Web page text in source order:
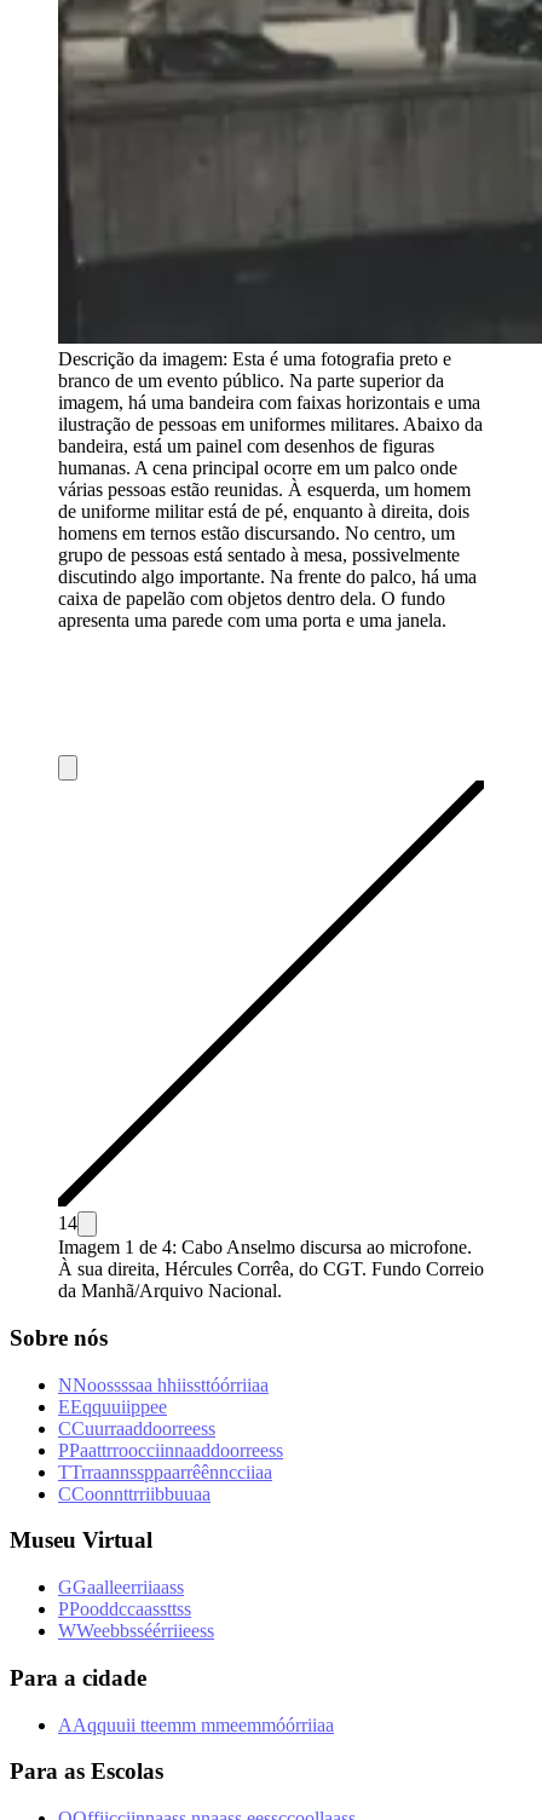
Descrição da imagem: Esta é uma fotografia preto e
branco de um evento público. Na parte superior da
imagem, há uma bandeira com faixas horizontais e uma
ilustração de pessoas em uniformes militares. Abaixo da
bandeira, está um painel com desenhos de figuras
humanas. A cena principal ocorre em um palco onde
várias pessoas estão reunidas. À esquerda, um homem
de uniforme militar está de pé, enquanto à direita, dois
homens em ternos estão discursando. No centro, um
grupo de pessoas está sentado à mesa, possivelmente
discutindo algo importante. Na frente do palco, há uma
caixa de papelão com objetos dentro dela. O fundo
apresenta uma parede com uma porta e uma janela.
14
Imagem 1 de 4: Cabo Anselmo discursa ao microfone.
À sua direita, Hércules Corrêa, do CGT. Fundo Correio
da Manhã/Arquivo Nacional.
Sobre nós
NNoossssaa hhiissttóórriiaa
EEqquuiippee
CCuurraaddoorreess
PPaattrroocciinnaaddoorreess
TTrraannssppaarrêênncciiaa
CCoonnttrriibbuuaa
Museu Virtual
GGaalleerriiaass
PPooddccaassttss
WWeebbsséérriieess
Para a cidade
AAqquuii tteemm mmeemmóórriiaa
Para as Escolas